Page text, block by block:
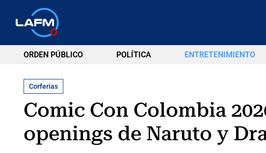
ORDEN PÚBLICO POLÍTICA ENTRETENIMIENTO
Corferias
Comic Con Colombia
openings de Naruto y